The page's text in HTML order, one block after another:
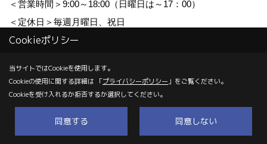
＜営業時間＞9:00～18:00（日曜日は～17：00）
＜定休日＞毎週月曜日、祝日
Copyright (c) COM HOUSHING Inc. All Rights Reserved.
Produced byゴデスクリエイト
Cookieポリシー
当サイトではCookieを使用します。
Cookieの使用に関する詳細は 「プライバシーポリシー 」をご覧ください。
Cookieを受け入れるか拒否するか選択してください。
同意する 同意しない